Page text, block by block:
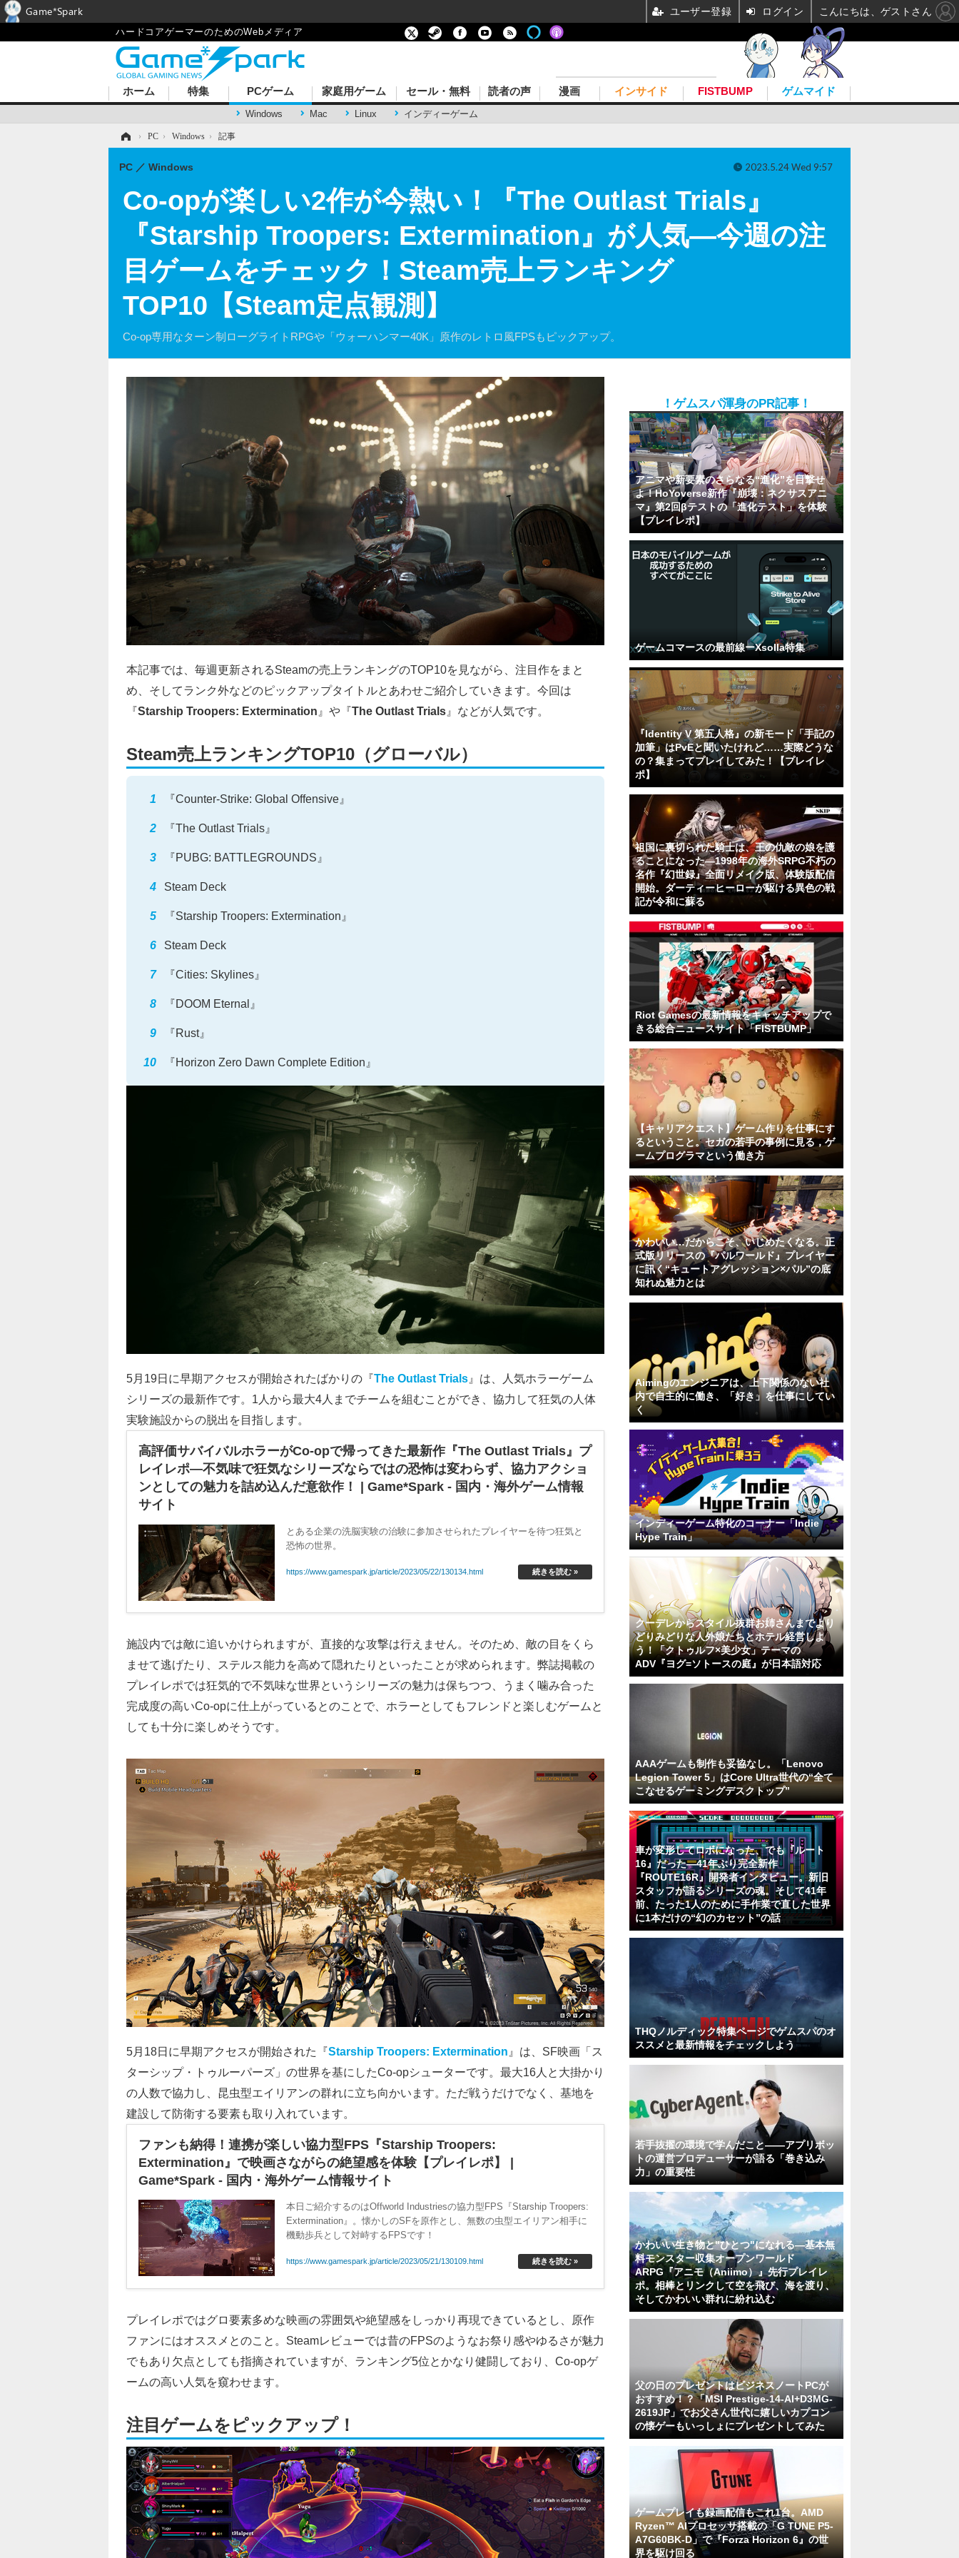
ハードコアゲーマーのためのWebメディア
ホーム 特集 PCゲーム
Windows Mac Linux インディーゲーム
家庭用ゲーム セール・無料 読者の声 漫画 インサイド FISTBUMP ゲムマイド
› PC › Windows › 記事
Co-opが楽しい2作が今熱い！『The Outlast Trials』
『Starship Troopers: Extermination』が人気―今週の注
目ゲームをチェック！Steam売上ランキング
TOP10【Steam定点観測】
Co-op専用なターン制ローグライトRPGや「ウォーハンマー40K」原作のレトロ風FPSもピックアップ。
PC Windows 2023.5.24 Wed 9:57
本記事では、毎週更新されるSteamの売上ランキングのTOP10を見ながら、注目作をまと
め、そしてランク外などのピックアップタイトルとあわせご紹介していきます。今回は
『Starship Troopers: Extermination 』や『The Outlast Trials 』などが人気です。
Steam売上ランキングTOP10（グローバル）
『Counter-Strike: Global Offensive』
『The Outlast Trials』
『PUBG: BATTLEGROUNDS』
Steam Deck
『Starship Troopers: Extermination』
Steam Deck
『Cities: Skylines』
『DOOM Eternal』
『Rust』
『Horizon Zero Dawn Complete Edition』
5月19日に早期アクセスが開始されたばかりの『The Outlast Trials 』は、人気ホラーゲーム
シリーズの最新作です。1人から最大4人までチームを組むことができ、協力して狂気の人体
実験施設からの脱出を目指します。
高評価サバイバルホラーがCo-opで帰ってきた最新作『The Outlast Trials』プ
レイレポ―不気味で狂気なシリーズならではの恐怖は変わらず、協力アクショ
ンとしての魅力を詰め込んだ意欲作！ | Game*Spark - 国内・海外ゲーム情報
サイト
とある企業の洗脳実験の治験に参加させられたプレイヤーを待つ狂気と
恐怖の世界。
https://www.gamespark.jp/article/2023/05/22/130134.html 続きを読む »
施設内では敵に追いかけられますが、直接的な攻撃は行えません。そのため、敵の目をくら
ませて逃げたり、ステルス能力を高めて隠れたりといったことが求められます。弊誌掲載の
プレイレポでは狂気的で不気味な世界というシリーズの魅力は保ちつつ、うまく噛み合った
完成度の高いCo-opに仕上がっているとのことで、ホラーとしてもフレンドと楽しむゲームと
しても十分に楽しめそうです。
5月18日に早期アクセスが開始された『Starship Troopers: Extermination 』は、SF映画「ス
ターシップ・トゥルーパーズ」の世界を基にしたCo-opシューターです。最大16人と大掛かり
の人数で協力し、昆虫型エイリアンの群れに立ち向かいます。ただ戦うだけでなく、基地を
建設して防衛する要素も取り入れています。
ファンも納得！連携が楽しい協力型FPS『Starship Troopers:
Extermination』で映画さながらの絶望感を体験【プレイレポ】 |
Game*Spark - 国内・海外ゲーム情報サイト
本日ご紹介するのはOffworld Industriesの協力型FPS『Starship Troopers:
Extermination』。懐かしのSFを原作とし、無数の虫型エイリアン相手に
機動歩兵として対峙するFPSです！
https://www.gamespark.jp/article/2023/05/21/130109.html 続きを読む »
プレイレポではグロ要素多めな映画の雰囲気や絶望感をしっかり再現できているとし、原作
ファンにはオススメとのこと。Steamレビューでは昔のFPSのようなお祭り感やゆるさが魅力
でもあり欠点としても指摘されていますが、ランキング5位とかなり健闘しており、Co-opゲ
ームの高い人気を窺わせます。
注目ゲームをピックアップ！
！ゲムスパ渾身のPR記事！
アニマや新要素のさらなる“進化”を目撃せ
よ！HoYoverse新作『崩壊：ネクサスアニ
マ』第2回βテストの「進化テスト」を体験
【プレイレポ】
ゲームコマースの最前線ーXsolla特集
『Identity V 第五人格』の新モード「手記の
加筆」はPvEと聞いたけれど……実際どうな
の？集まってプレイしてみた！【プレイレ
ポ】
祖国に裏切られた騎士は、王の仇敵の娘を護
ることになった―1998年の海外SRPG不朽の
名作『幻世録』全面リメイク版、体験版配信
開始。ダーティーヒーローが駆ける異色の戦
記が令和に蘇る
Riot Gamesの最新情報をキャッチアップで
きる総合ニュースサイト「FISTBUMP」
【キャリアクエスト】ゲーム作りを仕事にす
るということ。セガの若手の事例に見る，ゲ
ームプログラマという働き方
かわいい…だからこそ、いじめたくなる。正
式版リリースの『パルワールド』プレイヤー
に訊く“キュートアグレッション×パル”の底
知れぬ魅力とは
Aimingのエンジニアは、上下関係のない社
内で自主的に働き、「好き」を仕事にしてい
く
インディーゲーム特化のコーナー「Indie
Hype Train」
クーデレからスタイル抜群お姉さんまでより
どりみどりな人外娘たちとホテル経営しよ
う！「クトゥルフ×美少女」テーマの
ADV『ヨグ=ソトースの庭』が日本語対応
AAAゲームも制作も妥協なし。「Lenovo
Legion Tower 5」はCore Ultra世代の“全て
こなせるゲーミングデスクトップ”
車が変形してロボになった、でも『ルート
16』だった―41年ぶり完全新作
『ROUTE16R』開発者インタビュー。新旧
スタッフが語るシリーズの魂。そして41年
前、たった1人のために手作業で直した世界
に1本だけの“幻のカセット”の話
THQノルディック特集ページでゲムスパのオ
ススメと最新情報をチェックしよう
若手抜擢の環境で学んだこと――アプリボッ
トの運営プロデューサーが語る「巻き込み
力」の重要性
かわいい生き物と"ひとつ"になれる―基本無
料モンスター収集オープンワールド
ARPG『アニモ（Aniimo）』先行プレイレ
ポ。相棒とリンクして空を飛び、海を渡り、
そしてかわいい群れに紛れ込む
父の日のプレゼントはビジネスノートPCが
おすすめ！？「MSI Prestige-14-AI+D3MG-
2619JP」でお父さん世代に嬉しいカプコン
の懐ゲーもいっしょにプレゼントしてみた
ゲームプレイも録画配信もこれ1台。AMD
Ryzen™ AIプロセッサ搭載の「G TUNE P5-
A7G60BK-D」で『Forza Horizon 6』の世
界を駆け回る
Game*Spark ユーザー登録 ログイン こんにちは、ゲストさん